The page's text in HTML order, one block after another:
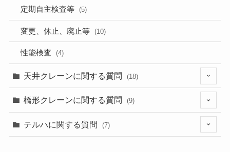
定期自主検査等 (5)
変更、休止、廃止等 (10)
性能検査 (4)
天井クレーンに関する質問 (18)
(11)
(2)
橋形クレーンに関する質問 (9)
(4)
テルハに関する質問 (7)